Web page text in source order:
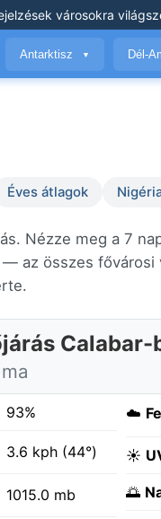
városokra
Antarktisz ▼ Dél-
Éves átlagok
Nézze meg a 7
— az összes fővárosi
Calabar-
93%
3.6 kph (44°)
1015.0 mb
☁️
☀️
🌅